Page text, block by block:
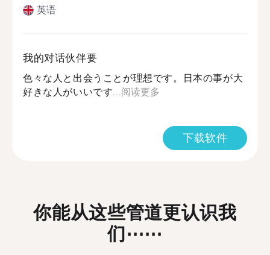
英语
我的对话伙伴要
色々な人と出会うことが理想です。日本の事が大
好きな人がいいです...阅读更多
下载软件
你能从这些管道更认识我
们⋯⋯